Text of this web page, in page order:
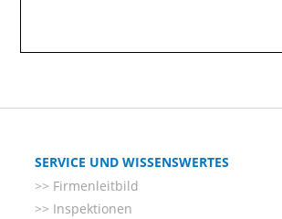
SERVICE UND WISSENSWERTES
Firmenleitbild
Inspektionen